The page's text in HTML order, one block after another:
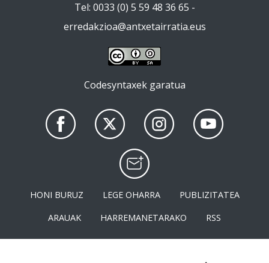
Tel: 0033 (0) 5 59 48 36 65 -
erredakzioa@antxetairratia.eus
Codesyntaxek garatua
HONI BURUZ LEGE OHARRA
PUBLIZITATEA
ARAUAK
HARREMANETARAKO RSS